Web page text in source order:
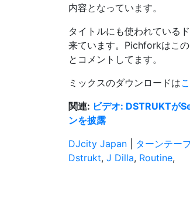
内容となっています。
タイトルにも使われている
来ています。Pichforkはこ
とコメントしてます。
ミックスのダウンロードは
関連: ビデオ: DSTRUKTが
ンを披露
DJcity Japan
ターンテー
Dstrukt, J Dilla, Routine,